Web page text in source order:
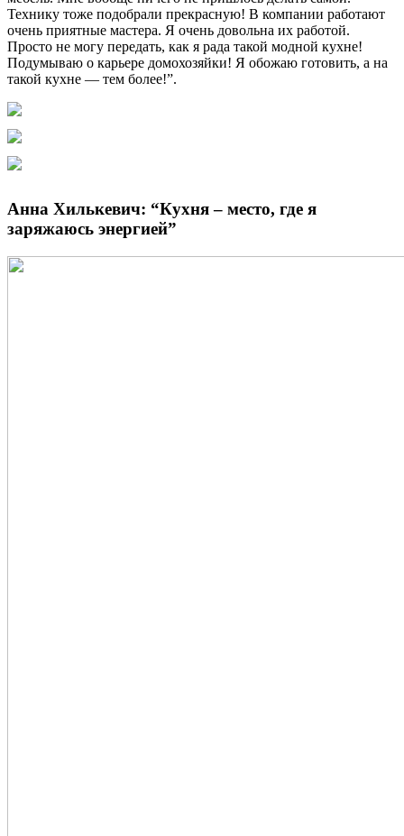
Технику тоже подобрали прекрасную! В компании работают
очень приятные мастера. Я очень довольна их работой.
Просто не могу передать, как я рада такой модной кухне!
Подумываю о карьере домохозяйки! Я обожаю готовить, а на
такой кухне — тем более!”.
Анна Хилькевич: “Кухня – место, где я
заряжаюсь энергией”